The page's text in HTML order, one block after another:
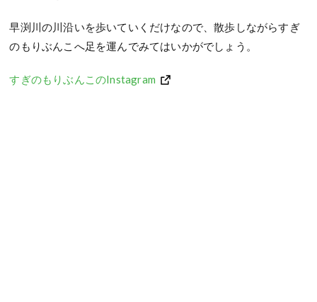
早渕川の川沿いを歩いていくだけなので、散歩しながらすぎ
のもりぶんこへ足を運んでみてはいかがでしょう。
すぎのもりぶんこのInstagram